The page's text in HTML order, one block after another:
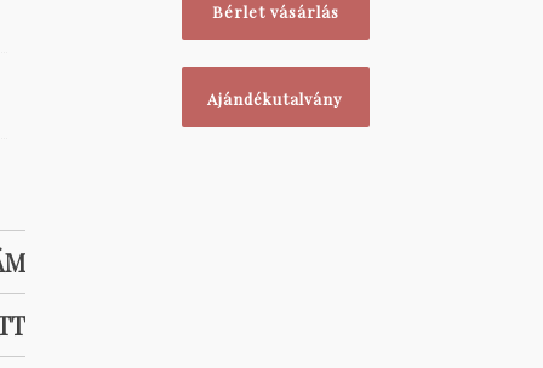
Bérlet vásárlás
Ajándékutalvány